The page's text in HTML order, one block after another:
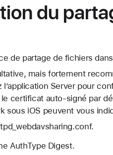
du
de partage de fichiers
mais fortement
Server pour
certificat auto-signé par
sous iOS peuvent vous
AuthType Digest.